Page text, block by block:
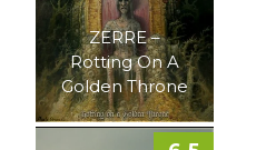
ZERRE –
Rotting On A
Golden Throne